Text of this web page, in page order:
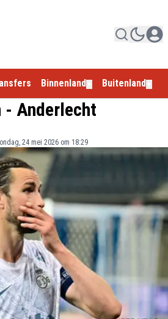
Binnenland Buitenland
- Anderlecht
24 mei 2026 om 18:29